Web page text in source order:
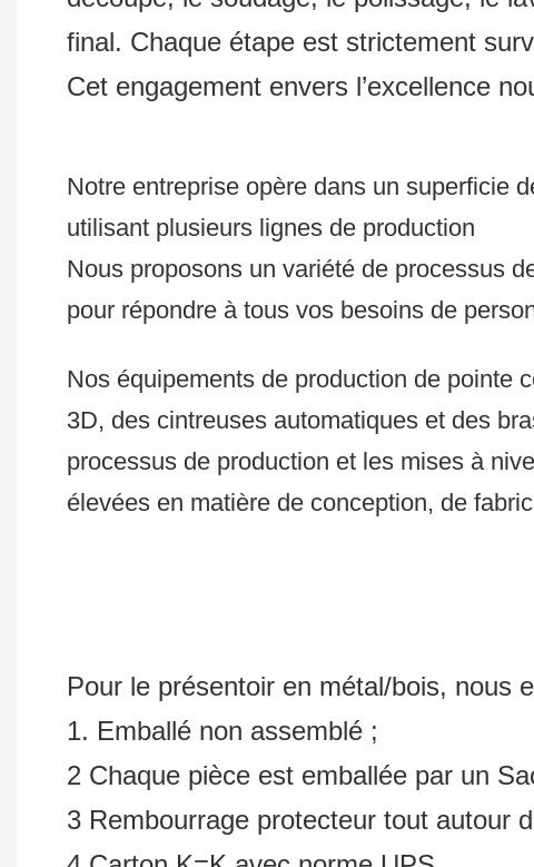
final. Chaque étape est strictement
Cet engagement envers l’excellence
Notre entreprise opère dans un superficie
utilisant plusieurs lignes de production
Nous proposons un variété de processus
pour répondre à tous vos besoins de
Nos équipements de production de pointe
3D, des cintreuses automatiques et des
processus de production et les mises à
élevées en matière de conception, de
Pour le présentoir en métal/bois, nous
1. Emballé non assemblé ;
2 Chaque pièce est emballée par un
3 Rembourrage protecteur tout autour